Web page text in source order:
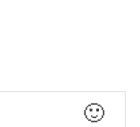
🙂